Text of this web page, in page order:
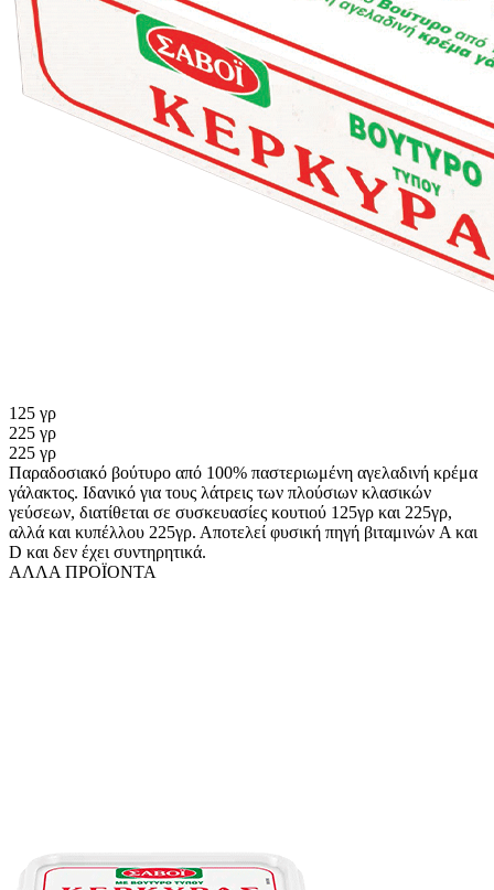
125 γρ
225 γρ
225 γρ
Παραδοσιακό βούτυρο από 100% παστεριωμένη αγελαδινή κρέμα
γάλακτος. Ιδανικό για τους λάτρεις των πλούσιων κλασικών
γεύσεων, διατίθεται σε συσκευασίες κουτιού 125γρ και 225γρ,
αλλά και κυπέλλου 225γρ. Αποτελεί φυσική πηγή βιταμινών A και
D και δεν έχει συντηρητικά.
ΑΛΛΑ ΠΡΟΪΟΝΤΑ